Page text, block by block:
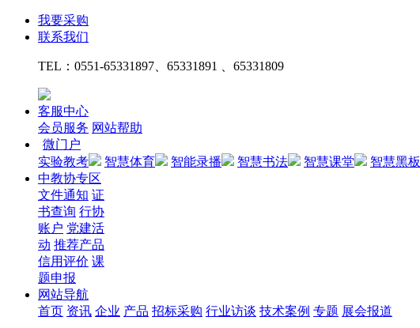
我要采购
联系我们
TEL： 0551-65331897、65331891 、65331809
客服中心
会员服务 网站帮助
微门户
实验教考
智慧体育 智能录播 智慧书法 智慧课堂 智慧黑板
中教协专区
文件通知 证
书查询 行协
账户 党建活
动 推荐产品
信用评价 课
题申报
网站导航
首页 资讯 企业 产品 招标采购 行业访谈 技术案例 专题 展会报道